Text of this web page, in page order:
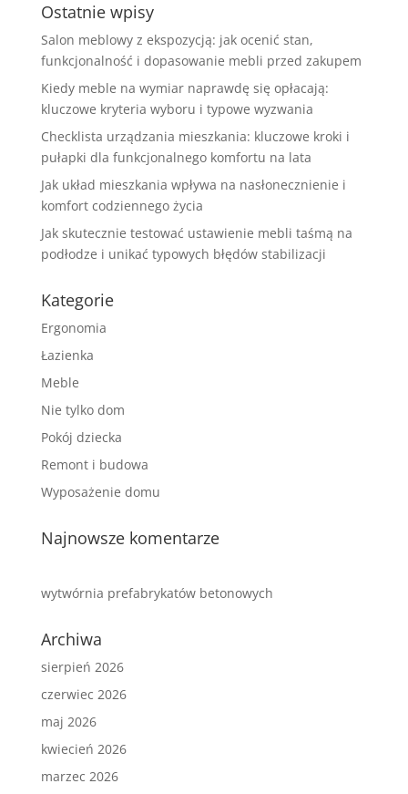
Ostatnie wpisy
Salon meblowy z ekspozycją: jak ocenić stan,
funkcjonalność i dopasowanie mebli przed zakupem
Kiedy meble na wymiar naprawdę się opłacają:
kluczowe kryteria wyboru i typowe wyzwania
Checklista urządzania mieszkania: kluczowe kroki i
pułapki dla funkcjonalnego komfortu na lata
Jak układ mieszkania wpływa na nasłonecznienie i
komfort codziennego życia
Jak skutecznie testować ustawienie mebli taśmą na
podłodze i unikać typowych błędów stabilizacji
Kategorie
Ergonomia
Łazienka
Meble
Nie tylko dom
Pokój dziecka
Remont i budowa
Wyposażenie domu
Najnowsze komentarze
wytwórnia prefabrykatów betonowych
Archiwa
sierpień 2026
czerwiec 2026
maj 2026
kwiecień 2026
marzec 2026